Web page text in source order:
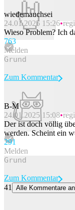
Beitrag melden
wiedemauchsei
24.01.2025 15:26
Wieso Problem? Ich
763
Melden
Beitrag melden
Zum Kommentar
B-M
24.01.2025 15:08
Der ist doch völlig
werden. Scheint ein
291
Melden
Zum Kommentar
41
Alle Kommentare